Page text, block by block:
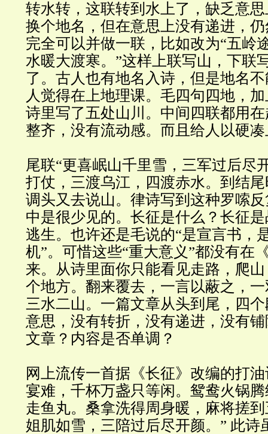
转水转，这联转到水上了，缺乏意
换个地名，但在意思上没有递进，
完全可以并做一联，比如改为“五岭
水暖大渡寒。”这样上联写山，下联
了。古人也有地名入诗，但是地名
人觉得在上地理课。毛四句四地，
诗里写了五处山川。中间四联都用
整齐，没有流动感。而且给人以硬
尾联“更喜岷山千里雪，三军过后尽
打仗，三渡乌江，四渡赤水。到结
调头又去说山。律诗写到这种罗嗦
中是很少见的。长征是什么？长征
逃生。也许还是毛说的“是宣言书，
机”。可惜这些“重大意义”都没有在
来。从诗里面你只能看见走路，爬
个地方。翻来覆去，一言以蔽之，
三水二山。一篇文章从头到尾，四
意思，没有转折，没有递进，没有
文章？内容是否单调？
网上流传一首据《长征》改编的打
宴难，千杯万盏只等闲。鸳鸯火锅
走鱼丸。桑拿洗得周身暖，麻将搓
姐肌如雪，三陪过后尽开颜。” 此诗